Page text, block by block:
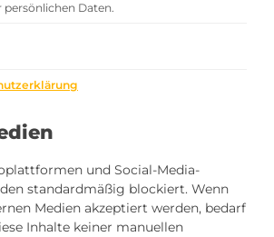
Daten.
und Social-Media-
standardmäßig blockiert. Wenn
Medien akzeptiert werden, bedarf
Inhalte keiner manuellen